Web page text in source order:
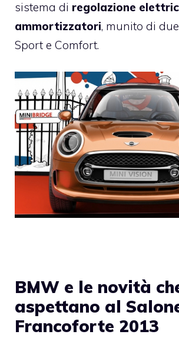
sistema di regolazione
ammortizzatori, munito di
Sport e Comfort.
BMW e le novità
aspettano al
Francoforte 2013